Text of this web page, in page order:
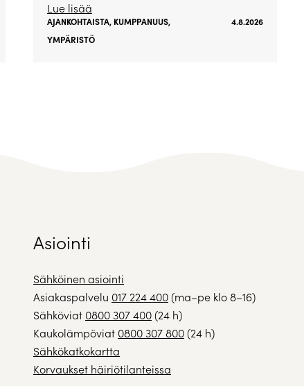
Lue lisää
AJANKOHTAISTA, KUMPPANUUS,
YMPÄRISTÖ
4.8.2026
Asiointi
Sähköinen asiointi
Asiakaspalvelu 017 224 400(ma–pe klo 8–16)
Sähköviat 0800 307 400(24 h)
Kaukolämpöviat 0800 307 800(24 h)
Sähkökatkokartta
Korvaukset häiriötilanteissa